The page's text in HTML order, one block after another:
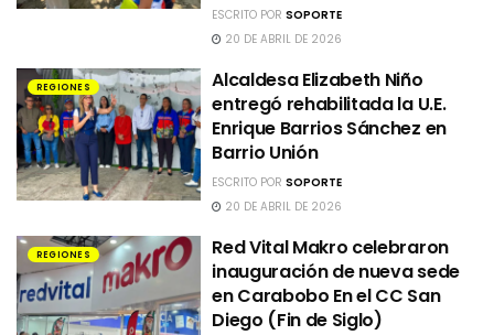
ESCRITO PORSOPORTE
20 DE ABRIL DE 2026
REGIONES
Alcaldesa Elizabeth Niño
entregó rehabilitada la U.E.
Enrique Barrios Sánchez en
Barrio Unión
ESCRITO PORSOPORTE
20 DE ABRIL DE 2026
REGIONES
Red Vital Makro celebraron
inauguración de nueva sede
en Carabobo En el CC San
Diego (Fin de Siglo)